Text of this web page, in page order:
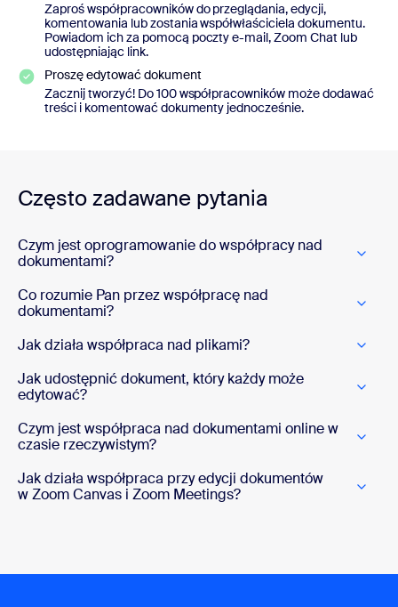
Zaproś współpracowników do przeglądania, edycji,
komentowania lub zostania współwłaściciela dokumentu.
Powiadom ich za pomocą poczty e-mail, Zoom Chat lub
udostępniając link.
Proszę edytować dokument
Zacznij tworzyć! Do 100 współpracowników może dodawać
treści i komentować dokumenty jednocześnie.
Często zadawane pytania
Czym jest oprogramowanie do współpracy nad
dokumentami?
Co rozumie Pan przez współpracę nad
dokumentami?
Jak działa współpraca nad plikami?
Jak udostępnić dokument, który każdy może
edytować?
Czym jest współpraca nad dokumentami online w
czasie rzeczywistym?
Jak działa współpraca przy edycji dokumentów
w Zoom Canvas i Zoom Meetings?